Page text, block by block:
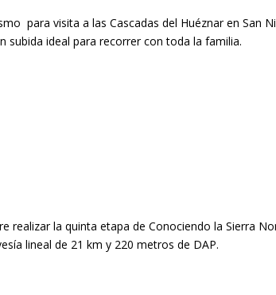
para visita a las Cascadas del Huéznar en San
subida ideal para recorrer con toda la familia.
la quinta etapa de Conociendo la Sierra
lineal de 21 km y 220 metros de DAP.